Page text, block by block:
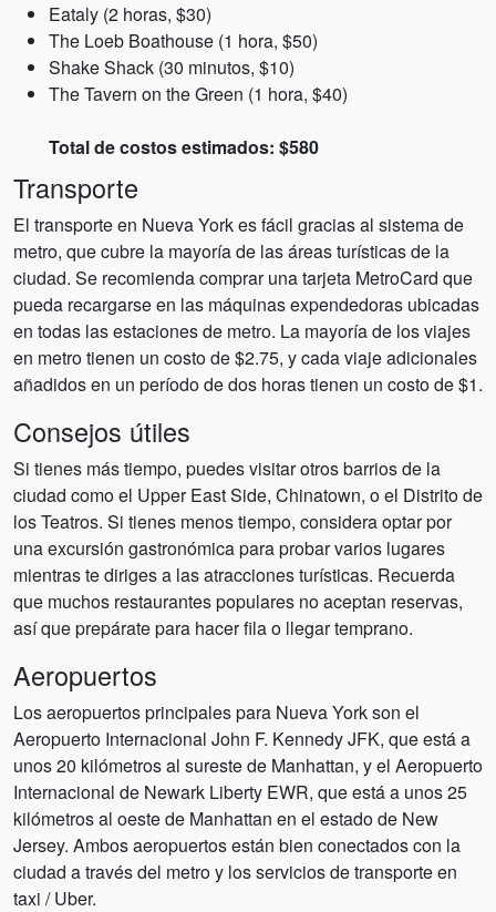
Eataly (2 horas, $30)
The Loeb Boathouse (1 hora, $50)
Shake Shack (30 minutos, $10)
The Tavern on the Green (1 hora, $40)
Total de costos estimados: $580
Transporte
El transporte en Nueva York es fácil gracias al sistema de
metro, que cubre la mayoría de las áreas turísticas de la
ciudad. Se recomienda comprar una tarjeta MetroCard que
pueda recargarse en las máquinas expendedoras ubicadas
en todas las estaciones de metro. La mayoría de los viajes
en metro tienen un costo de $2.75, y cada viaje adicionales
añadidos en un período de dos horas tienen un costo de $1.
Consejos útiles
Si tienes más tiempo, puedes visitar otros barrios de la
ciudad como el Upper East Side, Chinatown, o el Distrito de
los Teatros. Si tienes menos tiempo, considera optar por
una excursión gastronómica para probar varios lugares
mientras te diriges a las atracciones turísticas. Recuerda
que muchos restaurantes populares no aceptan reservas,
así que prepárate para hacer fila o llegar temprano.
Aeropuertos
Los aeropuertos principales para Nueva York son el
Aeropuerto Internacional John F. Kennedy JFK, que está a
unos 20 kilómetros al sureste de Manhattan, y el Aeropuerto
Internacional de Newark Liberty EWR, que está a unos 25
kilómetros al oeste de Manhattan en el estado de New
Jersey. Ambos aeropuertos están bien conectados con la
ciudad a través del metro y los servicios de transporte en
taxi / Uber.